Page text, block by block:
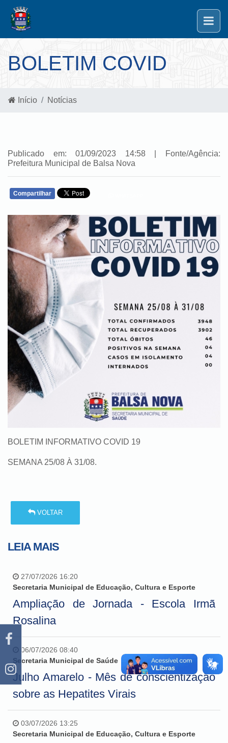
BOLETIM COVID
Início Notícias
Publicado em: 01/09/2023 14:58 | Fonte/Agência:
Prefeitura Municipal de Balsa Nova
Compartilhar
BOLETIM INFORMATIVO COVID 19
SEMANA 25/08 À 31/08.
VOLTAR
LEIA MAIS
27/07/2026 16:20
Secretaria Municipal de Educação, Cultura e Esporte
Ampliação de Jornada - Escola Irmã
Rosalina
06/07/2026 08:40
Secretaria Municipal de Saúde
Julho Amarelo - Mês de conscientização
sobre as Hepatites Virais
03/07/2026 13:25
Secretaria Municipal de Educação, Cultura e Esporte